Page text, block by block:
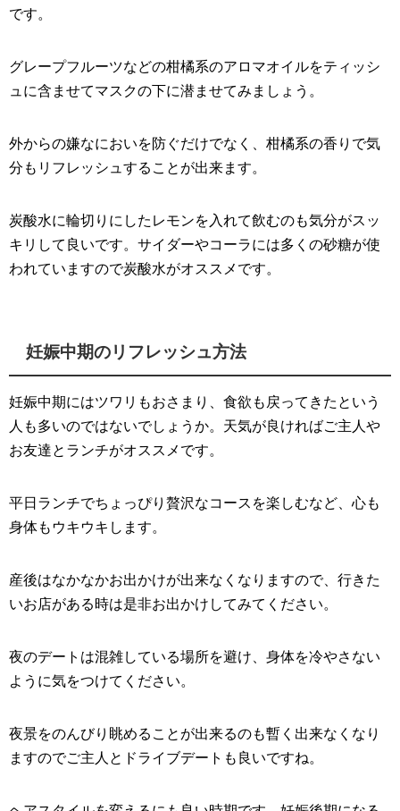
です。
グレープフルーツなどの柑橘系のアロマオイルをティッシ
ュに含ませてマスクの下に潜ませてみましょう。
外からの嫌なにおいを防ぐだけでなく、柑橘系の香りで気
分もリフレッシュすることが出来ます。
炭酸水に輪切りにしたレモンを入れて飲むのも気分がスッ
キリして良いです。サイダーやコーラには多くの砂糖が使
われていますので炭酸水がオススメです。
妊娠中期のリフレッシュ方法
妊娠中期にはツワリもおさまり、食欲も戻ってきたという
人も多いのではないでしょうか。天気が良ければご主人や
お友達とランチがオススメです。
平日ランチでちょっぴり贅沢なコースを楽しむなど、心も
身体もウキウキします。
産後はなかなかお出かけが出来なくなりますので、行きた
いお店がある時は是非お出かけしてみてください。
夜のデートは混雑している場所を避け、身体を冷やさない
ように気をつけてください。
夜景をのんびり眺めることが出来るのも暫く出来なくなり
ますのでご主人とドライブデートも良いですね。